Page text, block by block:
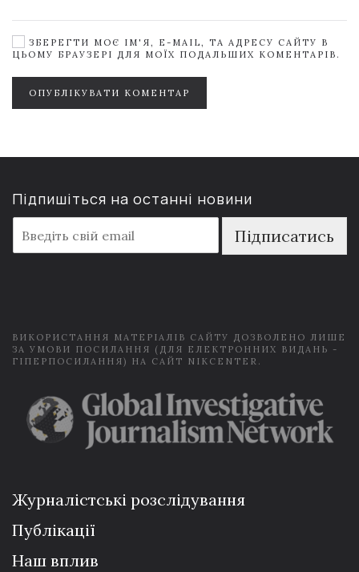
ЗБЕРЕГТИ МОЄ ІМ'Я, E-MAIL, ТА АДРЕСУ САЙТУ В
ЦЬОМУ БРАУЗЕРІ ДЛЯ МОЇХ ПОДАЛЬШИХ КОМЕНТАРІВ.
ОПУБЛІКУВАТИ КОМЕНТАР
Підпишіться на останні новини
m
a
Підписатись
ВИКОРИСТАННЯ МАТЕРІАЛІВ САЙТУ ДОЗВОЛЕНО ЛИШЕ
ЗА УМОВИ ПОСИЛАННЯ (ДЛЯ ЕЛЕКТРОННИХ ВИДАНЬ -
ГІПЕРПОСИЛАННЯ) НА САЙТ NIKCENTER.
Журналістські розслідування
Публікації
Наш вплив